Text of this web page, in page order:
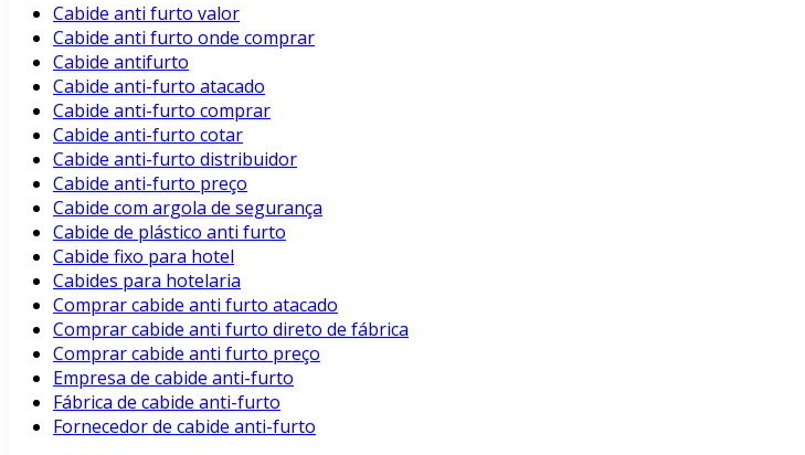
Cabide anti furto valor
Cabide anti furto onde comprar
Cabide antifurto
Cabide anti-furto atacado
Cabide anti-furto comprar
Cabide anti-furto cotar
Cabide anti-furto distribuidor
Cabide anti-furto preço
Cabide com argola de segurança
Cabide de plástico anti furto
Cabide fixo para hotel
Cabides para hotelaria
Comprar cabide anti furto atacado
Comprar cabide anti furto direto de fábrica
Comprar cabide anti furto preço
Empresa de cabide anti-furto
Fábrica de cabide anti-furto
Fornecedor de cabide anti-furto